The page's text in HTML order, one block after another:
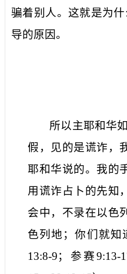
骗着别人。这就是为
导的原因。
所以主耶和华
假，见的是谎诈，
耶和华说的。我的
用谎诈占卜的先知
会中，不录在以色
色列地；你们就知
13:8-9；参赛9:13-